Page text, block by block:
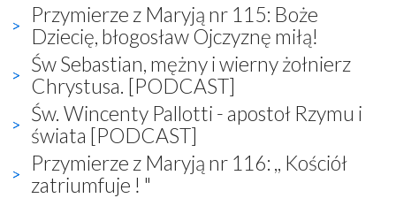
Przymierze z Maryją nr 115: Boże
Dziecię, błogosław Ojczyznę miłą!
Św Sebastian, mężny i wierny żołnierz
Chrystusa. [PODCAST]
Św. Wincenty Pallotti - apostoł Rzymu i
świata [PODCAST]
Przymierze z Maryją nr 116: ,, Kościół
zatriumfuje ! "